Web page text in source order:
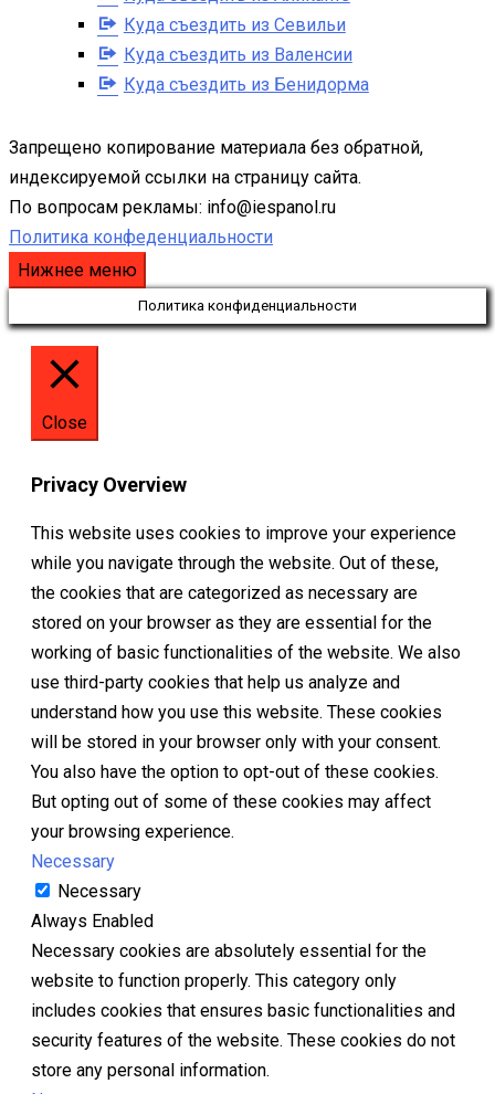
Куда съездить из Севильи
Куда съездить из Валенсии
Куда съездить из Бенидорма
Запрещено копирование материала без обратной,
индексируемой ссылки на страницу сайта.
По вопросам рекламы: info@iespanol.ru
Политика конфеденциальности
Нижнее меню
Политика конфиденциальности
Close
Privacy Overview
This website uses cookies to improve your experience
while you navigate through the website. Out of these,
the cookies that are categorized as necessary are
stored on your browser as they are essential for the
working of basic functionalities of the website. We also
use third-party cookies that help us analyze and
understand how you use this website. These cookies
will be stored in your browser only with your consent.
You also have the option to opt-out of these cookies.
But opting out of some of these cookies may affect
your browsing experience.
Necessary
Necessary
Always Enabled
Necessary cookies are absolutely essential for the
website to function properly. This category only
includes cookies that ensures basic functionalities and
security features of the website. These cookies do not
store any personal information.